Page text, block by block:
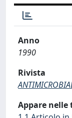
Anno
1990
Rivista
Appare nelle